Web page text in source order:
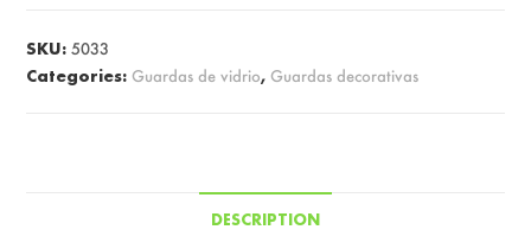
San
Giovanni
SKU:5033
Categories: Guardas de vidrio, Guardas decorativas
DESCRIPTION